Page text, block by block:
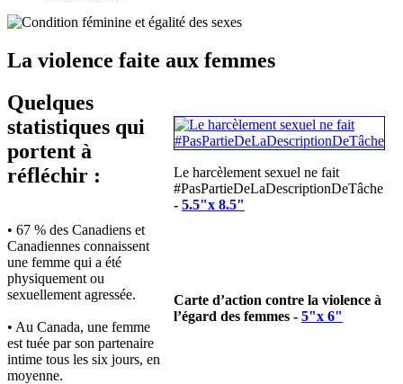
La violence faite aux femmes
Le harcèlement sexuel ne fait
#PasPartieDeLaDescriptionDeTâche
- 5.5"x 8.5"
Carte d’action contre la violence à
l’égard des femmes - 5"x 6"
Quelques
statistiques qui
portent à
réfléchir :
• 67 % des Canadiens et
Canadiennes connaissent
une femme qui a été
physiquement ou
sexuellement agressée.
• Au Canada, une femme
est tuée par son partenaire
intime tous les six jours, en
moyenne.